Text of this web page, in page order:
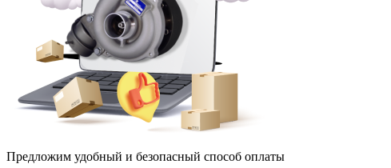
Предложим удобный и безопасный способ оплаты